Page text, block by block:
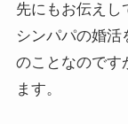
先にもお伝えし
シンパパの婚活
のことなのです
ます。